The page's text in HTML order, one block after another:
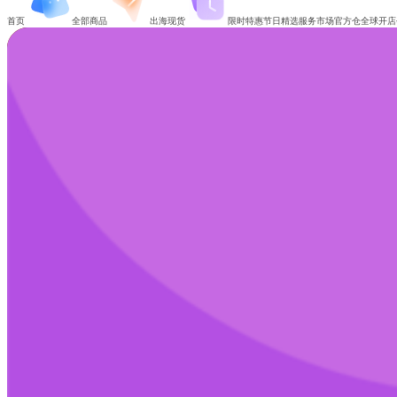
首页 全部商品 出海现货 限时特惠节日精选服务市场官方仓全球开店